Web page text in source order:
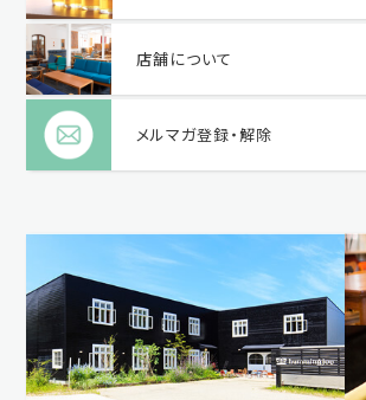
店舗について
メルマガ登録・解除